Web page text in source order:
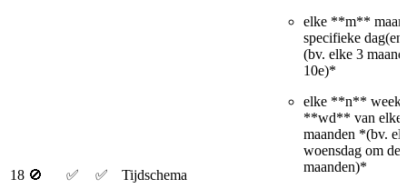
18 🚫 ✅ ✅ Tijdschema
elke **m**
specifieke
(bv. elke 3
10e)*
elke **n**
**wd** van
maanden *(bv.
woensdag om de
maanden)*